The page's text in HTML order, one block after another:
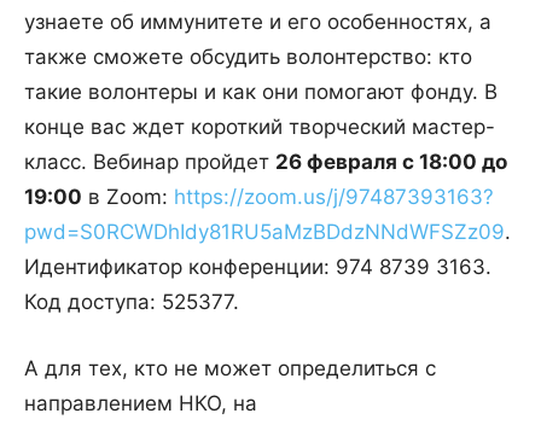
узнаете об иммунитете и его особенностях, а
также сможете обсудить волонтерство: кто
такие волонтеры и как они помогают фонду. В
конце вас ждет короткий творческий мастер-
класс. Вебинар пройдет 26 февраля с 18:00 до
19:00 в Zoom: https://zoom.us/j/97487393163?
pwd=S0RCWDhIdy81RU5aMzBDdzNNdWFSZz09.
Идентификатор конференции: 974 8739 3163.
Код доступа: 525377.
А для тех, кто не может определиться с
направлением НКО, на